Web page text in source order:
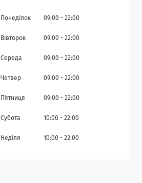
Понеділок 09:00 22:00
Вівторок 09:00 22:00
Середа 09:00 22:00
Четвер 09:00 22:00
Пʼятниця 09:00 22:00
Субота 10:00 22:00
Неділя 10:00 22:00